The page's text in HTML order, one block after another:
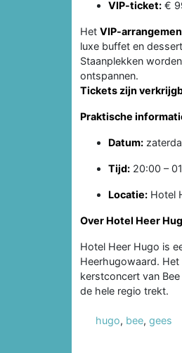
VIP-ticket: €
Het VIP-
luxe buffet en
Staanplekken
ontspannen.
Tickets zijn
Praktische
Datum:
Tijd: 20:00 –
Locatie: Hotel
Over Hotel Heer
Hotel Heer Hugo is
Heerhugowaard.
kerstconcert van
de hele regio trekt.
hugo, bee, gees